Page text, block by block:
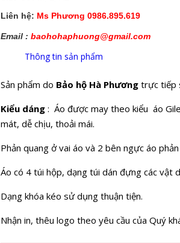
Liên hệ: Ms Phương 0986.895.619
Email : baohohaphuong@gmail.com
Thông tin sản phẩm
Sản phẩm do Bảo hộ Hà Phương trực tiếp
Kiểu dáng : Áo được may theo kiểu áo
mát, dễ chịu, thoải mái.
Phản quang ở vai áo và 2 bên ngực áo
Áo có 4 túi hộp, dạng túi dán đựng các vật
Dạng khóa kéo sử dụng thuận tiện.
Nhận in, thêu logo theo yêu cầu của Quý